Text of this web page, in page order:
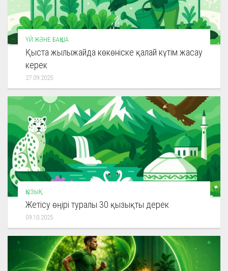
ҮЙ ЖӘНЕ БАҚША
Қыста жылыжайда көкөніске қалай күтім жасау
керек
27.09.2025
ҚЫЗЫҚ
Жетісу өңірі туралы 30 қызықты дерек
09.10.2025